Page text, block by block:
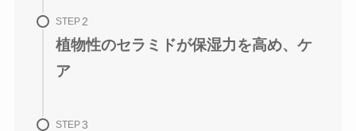
STEP
植物性のセラミドが保湿力を高め、ケ
ア
STEP